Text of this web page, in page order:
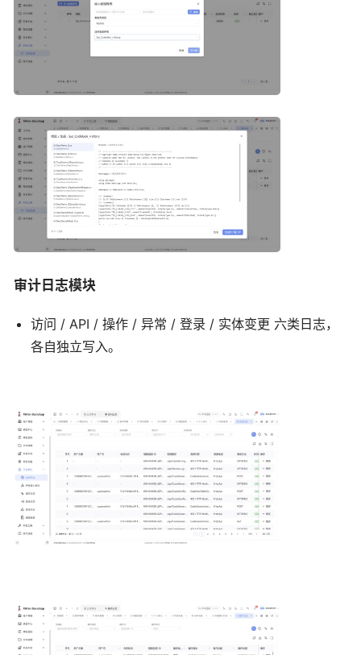
审计日志模块
访问 / API / 操作 / 异常 / 登录 / 实体变更 六类日志，
各自独立写入。